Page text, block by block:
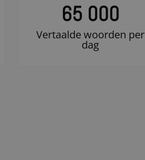
65 000
Vertaalde woorden per
dag